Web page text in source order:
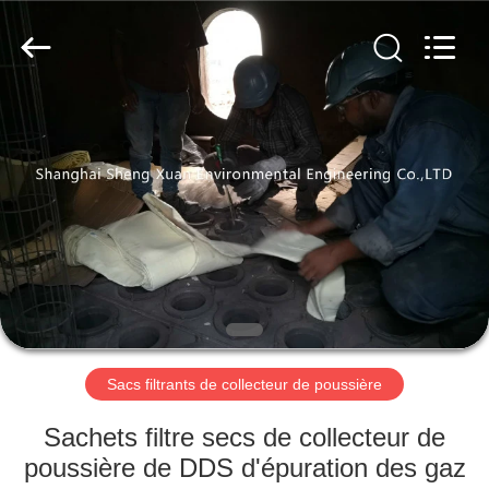
MAISON
PRODUITS
AU
SUJET
DE
NOUS
VISITE
D'USINE
Rights
Reserved.
Developed
ECER
Sacs filtrants de collecteur de poussière
Sachets filtre secs de collecteur de
poussière de DDS d'épuration des gaz